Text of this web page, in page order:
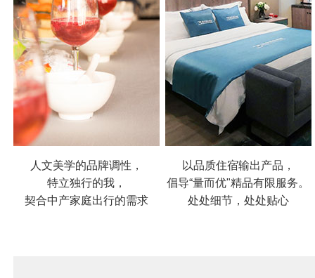
人文美学的品牌调性，
特立独行的我，
契合中产家庭出行的需求
以品质住宿输出产品，
倡导“量而优"精品有限服务。
处处细节，处处贴心